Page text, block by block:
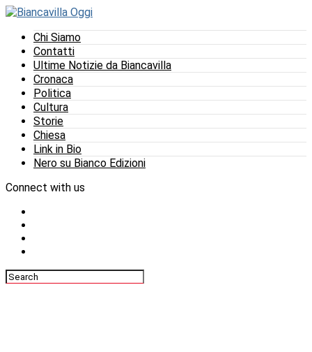
Chi Siamo
Contatti
Ultime Notizie da Biancavilla
Cronaca
Politica
Cultura
Storie
Chiesa
Link in Bio
Nero su Bianco Edizioni
Connect with us